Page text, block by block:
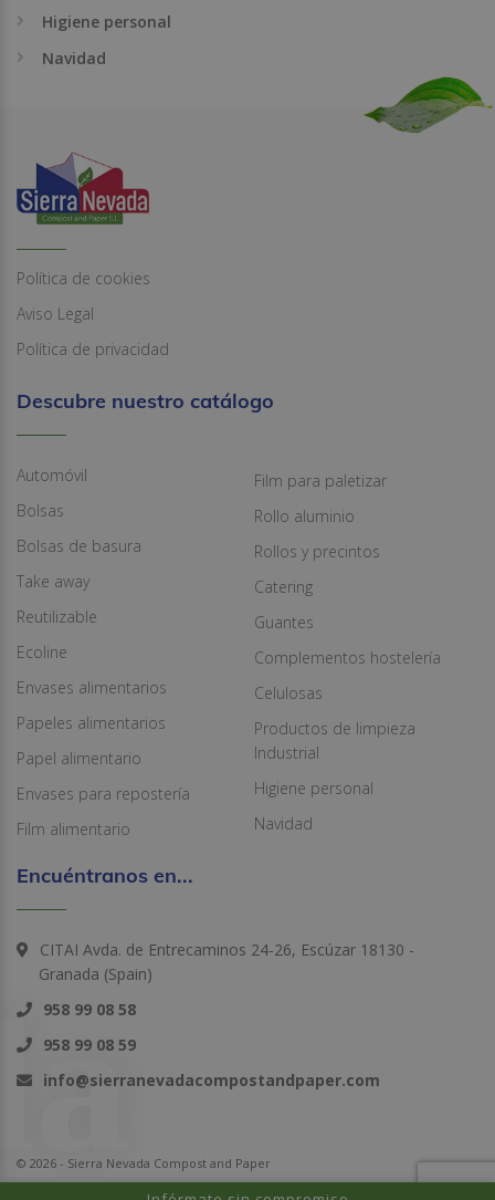
Higiene personal
Navidad
Política de cookies
Aviso Legal
Política de privacidad
Descubre nuestro catálogo
Automóvil
Bolsas
Bolsas de basura
Take away
Reutilizable
Ecoline
Envases alimentarios
Papeles alimentarios
Papel alimentario
Envases para repostería
Film alimentario
Film para paletizar
Rollo aluminio
Rollos y precintos
Catering
Guantes
Complementos hostelería
Celulosas
Productos de limpieza
Industrial
Higiene personal
Navidad
Encuéntranos en...
CITAI Avda. de Entrecaminos 24-26, Escúzar 18130 -
Granada (Spain)
958 99 08 58
958 99 08 59
info@sierranevadacompostandpaper.com
© 2026 - Sierra Nevada Compost and Paper